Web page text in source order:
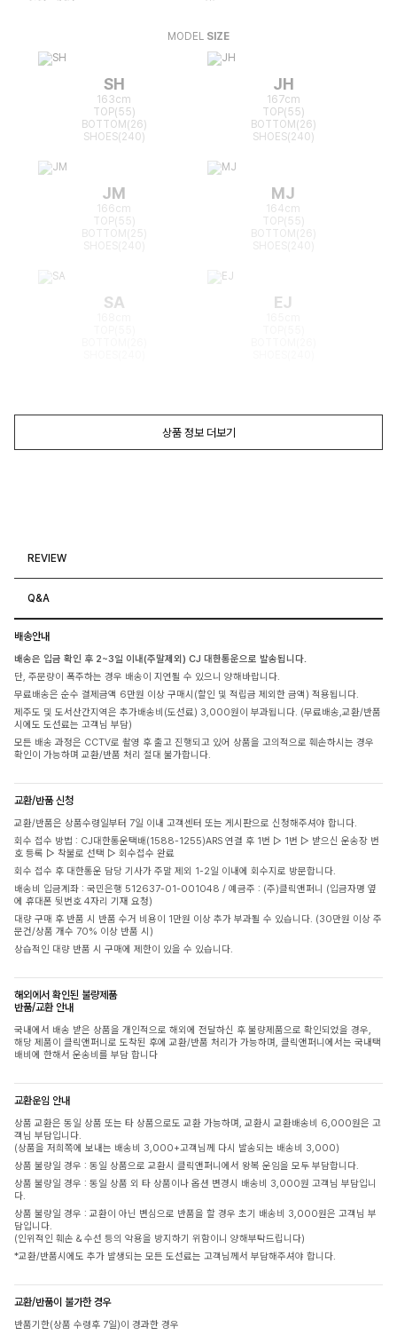
MODEL SIZE
SH
163cm
TOP(55)
BOTTOM(26)
SHOES(240)
JH
167cm
TOP(55)
BOTTOM(26)
SHOES(240)
JM
166cm
TOP(55)
BOTTOM(25)
MJ
164cm
TOP(55)
BOTTOM(26)
SA EJ
상품 정보 더보기
REVIEW
Q&A
배송안내
배송은 입금 확인 후 2~3일 이내(주말제외) CJ 대한통운으로 발송됩니다.
단, 주문량이 폭주하는 경우 배송이 지연될 수 있으니 양해바랍니다.
무료배송은 순수 결제금액 6만원 이상 구매시(할인 및 적립금 제외한 금액) 적용됩니다.
제주도 및 도서산간지역은 추가배송비(도선료) 3,000원이 부과됩니다. (무료배송,교환/반품
시에도 도선료는 고객님 부담)
모든 배송 과정은 CCTV로 촬영 후 출고 진행되고 있어 상품을 고의적으로 훼손하시는 경우
확인이 가능하며 교환/반품 처리 절대 불가합니다.
교환/반품 신청
교환/반품은 상품수령일부터 7일 이내 고객센터 또는 게시판으로 신청해주셔야 합니다.
회수 접수 방법 : CJ대한통운택배(1588-1255)ARS 연결 후 1번 ▷ 1번 ▷ 받으신 운송장 번
호 등록 ▷ 착불로 선택 ▷ 회수접수 완료
회수 접수 후 대한통운 담당 기사가 주말 제외 1-2일 이내에 회수지로 방문합니다.
배송비 입금계좌 : 국민은행 512637-01-001048 / 예금주 : (주)클릭앤퍼니 (입금자명 옆
에 휴대폰 뒷번호 4자리 기재 요청)
대량 구매 후 반품 시 반품 수거 비용이 1만원 이상 추가 부과될 수 있습니다. (30만원 이상 주
문건/상품 개수 70% 이상 반품 시)
상습적인 대량 반품 시 구매에 제한이 있을 수 있습니다.
해외에서 확인된 불량제품
반품/교환 안내
국내에서 배송 받은 상품을 개인적으로 해외에 전달하신 후 불량제품으로 확인되었을 경우,
해당 제품이 클릭앤퍼니로 도착된 후에 교환/반품 처리가 가능하며, 클릭앤퍼니에서는 국내택
배비에 한해서 운송비를 부담 합니다
교환운임 안내
상품 교환은 동일 상품 또는 타 상품으로도 교환 가능하며, 교환시 교환배송비 6,000원은 고
객님 부담입니다.
(상품을 저희쪽에 보내는 배송비 3,000+고객님께 다시 발송되는 배송비 3,000)
상품 불량일 경우 : 동일 상품으로 교환시 클릭앤퍼니에서 왕복 운임을 모두 부담합니다.
상품 불량일 경우 : 동일 상품 외 타 상품이나 옵션 변경시 배송비 3,000원 고객님 부담입니
다.
상품 불량일 경우 : 교환이 아닌 변심으로 반품을 할 경우 초기 배송비 3,000원은 고객님 부
담입니다.
(인위적인 훼손 & 수선 등의 악용을 방지하기 위함이니 양해부탁드립니다)
*교환/반품시에도 추가 발생되는 모든 도선료는 고객님께서 부담해주셔야 합니다.
교환/반품이 불가한 경우
반품기한(상품 수령후 7일)이 경과한 경우